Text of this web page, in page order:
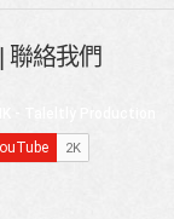
聯絡我們